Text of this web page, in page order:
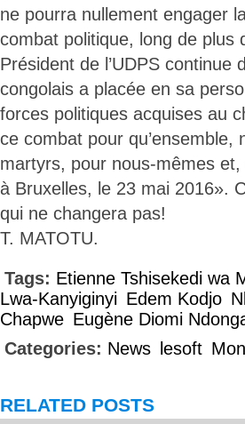
ne pourra nullement engager
combat politique, long de plus
Président de l’UDPS continue
congolais a placée en sa
forces politiques acquises au
ce combat pour
martyrs, pour nous-mêmes
à Bruxelles, le 23 mai 2016».
qui ne changera pas!
T. MATOTU.
Tags: Etienne Tshisekedi wa
Lwa-Kanyiginyi Edem Kodjo
Chapwe Eugène Diomi
Categories: News lesoft
RELATED POSTS